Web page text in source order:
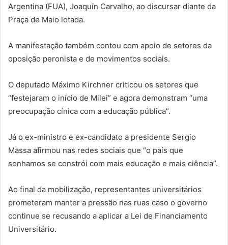
Argentina (FUA), Joaquín Carvalho, ao discursar diante da
Praça de Maio lotada.
A manifestação também contou com apoio de setores da
oposição peronista e de movimentos sociais.
O deputado Máximo Kirchner criticou os setores que
“festejaram o início de Milei” e agora demonstram “uma
preocupação cínica com a educação pública”.
Já o ex-ministro e ex-candidato a presidente Sergio
Massa afirmou nas redes sociais que “o país que
sonhamos se constrói com mais educação e mais ciência”.
Ao final da mobilização, representantes universitários
prometeram manter a pressão nas ruas caso o governo
continue se recusando a aplicar a Lei de Financiamento
Universitário.